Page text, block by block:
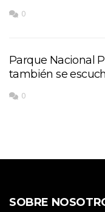
0
Parque Nacional
también se
0
SOBRE